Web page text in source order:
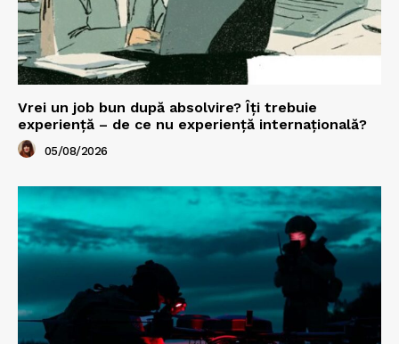
Vrei un job bun după absolvire? Îți trebuie
experiență – de ce nu experiență internațională?
05/08/2026